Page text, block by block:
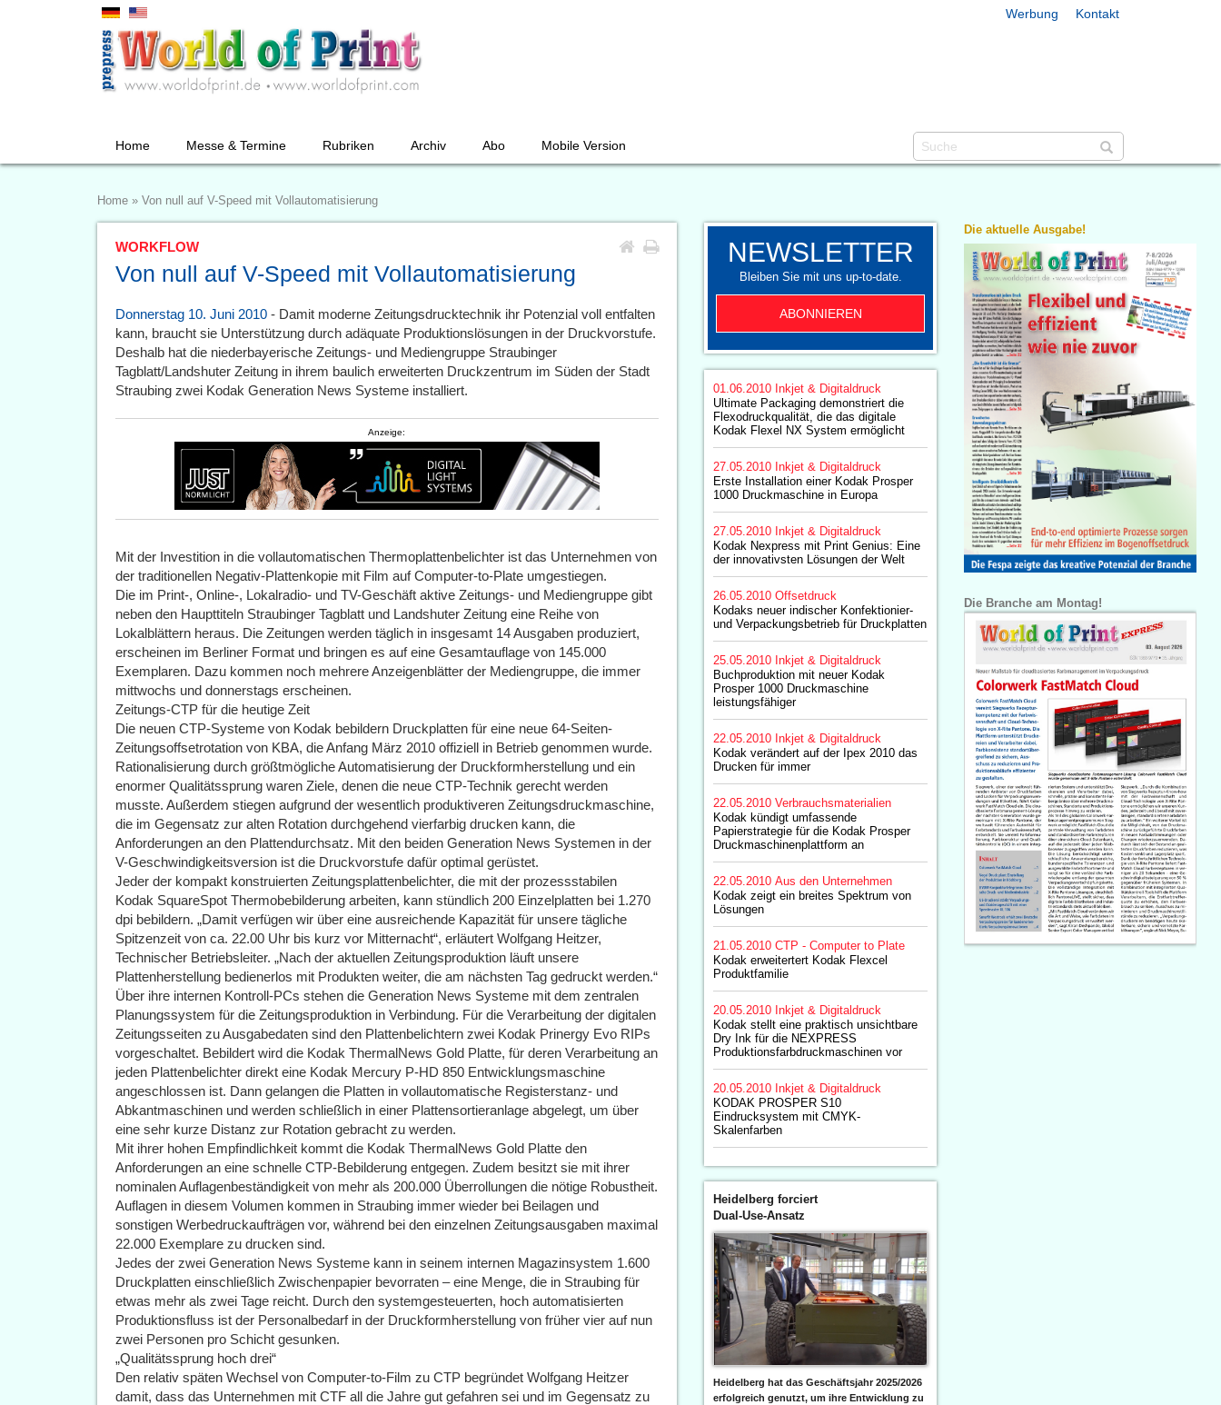
Werbung Kontakt
Home Messe & Termine Rubriken Archiv Abo Mobile Version
Home » Von null auf V-Speed mit Vollautomatisierung
WORKFLOW
Von null auf V-Speed mit Vollautomatisierung
Donnerstag 10. Juni 2010 - Damit moderne Zeitungsdrucktechnik ihr Potenzial voll entfalten
kann, braucht sie Unterstützung durch adäquate Produktionslösungen in der Druckvorstufe.
Deshalb hat die niederbayerische Zeitungs- und Mediengruppe Straubinger
Tagblatt/Landshuter Zeitung in ihrem baulich erweiterten Druckzentrum im Süden der Stadt
Straubing zwei Kodak Generation News Systeme installiert.
Anzeige:
Mit der Investition in die vollautomatischen Thermoplattenbelichter ist das Unternehmen von
der traditionellen Negativ-Plattenkopie mit Film auf Computer-to-Plate umgestiegen.
Die im Print-, Online-, Lokalradio- und TV-Geschäft aktive Zeitungs- und Mediengruppe gibt
neben den Haupttiteln Straubinger Tagblatt und Landshuter Zeitung eine Reihe von
Lokalblättern heraus. Die Zeitungen werden täglich in insgesamt 14 Ausgaben produziert,
erscheinen im Berliner Format und bringen es auf eine Gesamtauflage von 145.000
Exemplaren. Dazu kommen noch mehrere Anzeigenblätter der Mediengruppe, die immer
mittwochs und donnerstags erscheinen.
Zeitungs-CTP für die heutige Zeit
Die neuen CTP-Systeme von Kodak bebildern Druckplatten für eine neue 64-Seiten-
Zeitungsoffsetrotation von KBA, die Anfang März 2010 offiziell in Betrieb genommen wurde.
Rationalisierung durch größtmögliche Automatisierung der Druckformherstellung und ein
enormer Qualitätssprung waren Ziele, denen die neue CTP-Technik gerecht werden
musste. Außerdem stiegen aufgrund der wesentlich produktiveren Zeitungsdruckmaschine,
die im Gegensatz zur alten Rotation durchgehend vierfarbig drucken kann, die
Anforderungen an den Plattendurchsatz. Mit den beiden Generation News Systemen in der
V-Geschwindigkeitsversion ist die Druckvorstufe dafür optimal gerüstet.
Jeder der kompakt konstruierten Zeitungsplattenbelichter, die mit der prozessstabilen
Kodak SquareSpot Thermobebilderung arbeiten, kann stündlich 200 Einzelplatten bei 1.270
dpi bebildern. „Damit verfügen wir über eine ausreichende Kapazität für unsere tägliche
Spitzenzeit von ca. 22.00 Uhr bis kurz vor Mitternacht“, erläutert Wolfgang Heitzer,
Technischer Betriebsleiter. „Nach der aktuellen Zeitungsproduktion läuft unsere
Plattenherstellung bedienerlos mit Produkten weiter, die am nächsten Tag gedruckt werden.“
Über ihre internen Kontroll-PCs stehen die Generation News Systeme mit dem zentralen
Planungssystem für die Zeitungsproduktion in Verbindung. Für die Verarbeitung der digitalen
Zeitungsseiten zu Ausgabedaten sind den Plattenbelichtern zwei Kodak Prinergy Evo RIPs
vorgeschaltet. Bebildert wird die Kodak ThermalNews Gold Platte, für deren Verarbeitung an
jeden Plattenbelichter direkt eine Kodak Mercury P-HD 850 Entwicklungsmaschine
angeschlossen ist. Dann gelangen die Platten in vollautomatische Registerstanz- und
Abkantmaschinen und werden schließlich in einer Plattensortieranlage abgelegt, um über
eine sehr kurze Distanz zur Rotation gebracht zu werden.
Mit ihrer hohen Empfindlichkeit kommt die Kodak ThermalNews Gold Platte den
Anforderungen an eine schnelle CTP-Bebilderung entgegen. Zudem besitzt sie mit ihrer
nominalen Auflagenbeständigkeit von mehr als 200.000 Überrollungen die nötige Robustheit.
Auflagen in diesem Volumen kommen in Straubing immer wieder bei Beilagen und
sonstigen Werbedruckaufträgen vor, während bei den einzelnen Zeitungsausgaben maximal
22.000 Exemplare zu drucken sind.
Jedes der zwei Generation News Systeme kann in seinem internen Magazinsystem 1.600
Druckplatten einschließlich Zwischenpapier bevorraten – eine Menge, die in Straubing für
etwas mehr als zwei Tage reicht. Durch den systemgesteuerten, hoch automatisierten
Produktionsfluss ist der Personalbedarf in der Druckformherstellung von früher vier auf nun
zwei Personen pro Schicht gesunken.
„Qualitätssprung hoch drei“
Den relativ späten Wechsel von Computer-to-Film zu CTP begründet Wolfgang Heitzer
damit, dass das Unternehmen mit CTF all die Jahre gut gefahren sei und im Gegensatz zu
NEWSLETTER
Bleiben Sie mit uns up-to-date.
ABONNIEREN
01.06.2010 Inkjet & Digitaldruck
Ultimate Packaging demonstriert die
Flexodruckqualität, die das digitale
Kodak Flexel NX System ermöglicht
27.05.2010 Inkjet & Digitaldruck
Erste Installation einer Kodak Prosper
1000 Druckmaschine in Europa
27.05.2010 Inkjet & Digitaldruck
Kodak Nexpress mit Print Genius: Eine
der innovativsten Lösungen der Welt
26.05.2010 Offsetdruck
Kodaks neuer indischer Konfektionier-
und Verpackungsbetrieb für Druckplatten
25.05.2010 Inkjet & Digitaldruck
Buchproduktion mit neuer Kodak
Prosper 1000 Druckmaschine
leistungsfähiger
22.05.2010 Inkjet & Digitaldruck
Kodak verändert auf der Ipex 2010 das
Drucken für immer
22.05.2010 Verbrauchsmaterialien
Kodak kündigt umfassende
Papierstrategie für die Kodak Prosper
Druckmaschinenplattform an
22.05.2010 Aus den Unternehmen
Kodak zeigt ein breites Spektrum von
Lösungen
21.05.2010 CTP - Computer to Plate
Kodak erweitertert Kodak Flexcel
Produktfamilie
20.05.2010 Inkjet & Digitaldruck
Kodak stellt eine praktisch unsichtbare
Dry Ink für die NEXPRESS
Produktionsfarbdruckmaschinen vor
20.05.2010 Inkjet & Digitaldruck
KODAK PROSPER S10
Eindrucksystem mit CMYK-
Skalenfarben
Heidelberg forciert
Dual-Use-Ansatz
Heidelberg hat das Geschäftsjahr 2025/2026
erfolgreich genutzt, um ihre Entwicklung zu
Die aktuelle Ausgabe!
Die Branche am Montag!